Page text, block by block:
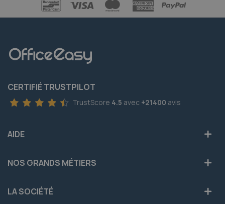
CERTIFIÉ TRUSTPILOT
TrustScore 4.5 avec +21400 avis
AIDE
NOS GRANDS MÉTIERS
LA SOCIÉTÉ